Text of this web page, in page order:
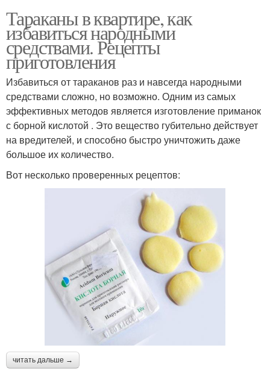
Тараканы в квартире, как
избавиться народными
средствами. Рецепты
приготовления
Избавиться от тараканов раз и навсегда народными
средствами сложно, но возможно. Одним из самых
эффективных методов является изготовление приманок
с борной кислотой . Это вещество губительно действует
на вредителей, и способно быстро уничтожить даже
большое их количество.
Вот несколько проверенных рецептов:
читать дальше →